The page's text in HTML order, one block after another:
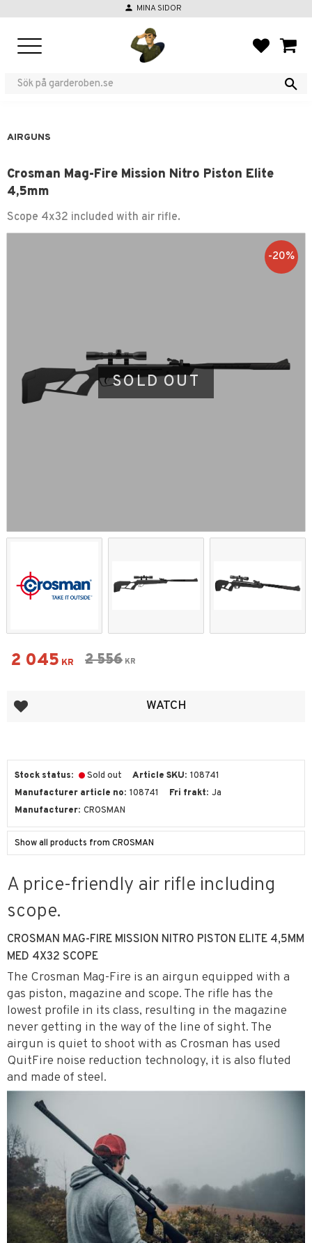
person MINA SIDOR
AIRGUNS
Crosman Mag-Fire Mission Nitro Piston Elite
4,5mm
Scope 4x32 included with air rifle.
SOLD OUT
20%
Reduced price:
2 045 KR Original price:
2 556 KR
Add to favorites WATCH
Stock status Sold out Article SKU 108741
Manufacturer article no 108741 Fri frakt Ja
Manufacturer CROSMAN
Show all products from CROSMAN
A price-friendly air rifle including
scope.
CROSMAN MAG-FIRE MISSION NITRO PISTON ELITE 4,5MM
MED 4X32 SCOPE
The Crosman Mag-Fire is an airgun equipped with a
gas piston, magazine and scope. The rifle has the
lowest profile in its class, resulting in the magazine
never getting in the way of the line of sight. The
airgun is quiet to shoot with as Crosman has used
QuitFire noise reduction technology, it is also fluted
and made of steel.